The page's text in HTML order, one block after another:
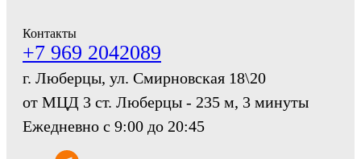
Контакты
+7 969 2042089
г. Люберцы, ул. Смирновская 18\20
от МЦД 3 ст. Люберцы - 235 м, 3 минуты
Ежедневно с 9:00 до 20:45